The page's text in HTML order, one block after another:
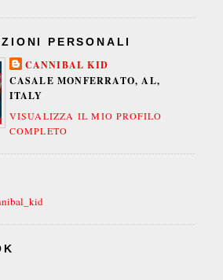
PERSONALI
CANNIBAL KID
CASALE MONFERRATO, AL,
ITALY
VISUALIZZA IL MIO PROFILO
COMPLETO